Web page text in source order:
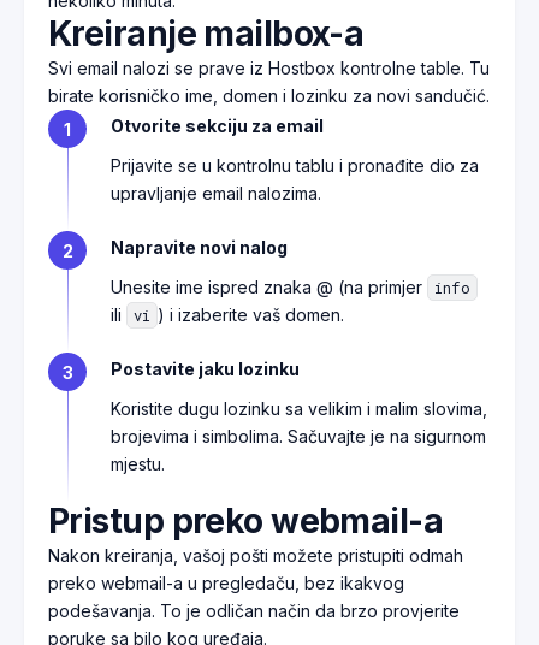
Kreiranje mailbox-a
Svi email nalozi se prave iz Hostbox kontrolne table. Tu
birate korisničko ime, domen i lozinku za novi sandučić.
1
Otvorite sekciju za email
Prijavite se u kontrolnu tablu i pronađite dio za
upravljanje email nalozima.
2
Napravite novi nalog
Unesite ime ispred znaka @ (na primjer
info
ili vi ) i izaberite vaš domen.
3
Postavite jaku lozinku
Koristite dugu lozinku sa velikim i malim slovima,
brojevima i simbolima. Sačuvajte je na sigurnom
mjestu.
Pristup preko webmail-a
Nakon kreiranja, vašoj pošti možete pristupiti odmah
preko webmail-a u pregledaču, bez ikakvog
podešavanja. To je odličan način da brzo provjerite
poruke sa bilo kog uređaja.